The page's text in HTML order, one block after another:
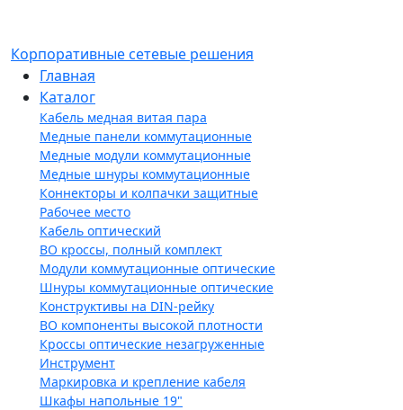
Корпоративные сетевые решения
Главная
Каталог
Кабель медная витая пара
Медные панели коммутационные
Медные модули коммутационные
Медные шнуры коммутационные
Коннекторы и колпачки защитные
Рабочее место
Кабель оптический
ВО кроссы, полный комплект
Модули коммутационные оптические
Шнуры коммутационные оптические
Конструктивы на DIN-рейку
ВО компоненты высокой плотности
Кроссы оптические незагруженные
Инструмент
Маркировка и крепление кабеля
Шкафы напольные 19"